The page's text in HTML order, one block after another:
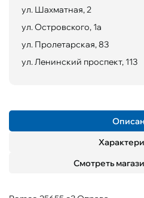
ул. Шахматная, 2
ул. Островского, 1а
ул. Пролетарская, 83
ул. Ленинский проспект, 113
Смотреть